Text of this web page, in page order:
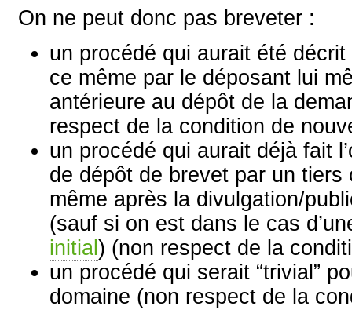
On ne peut donc pas breveter :
un procédé qui aurait été décrit
ce même par le déposant lui
antérieure au dépôt de la
respect de la condition de
un procédé qui aurait déjà fait
de dépôt de brevet par un tiers
même après la divulgation/
(sauf si on est dans le cas
initial ) (non respect de la
un procédé qui serait “trivial”
domaine (non respect de la